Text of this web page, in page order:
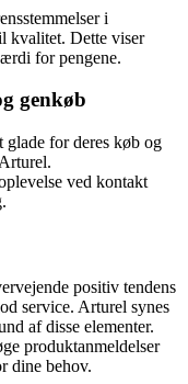
i
kvalitet. Dette viser
for pengene.
genkøb
for deres køb og
ved kontakt
positiv tendens
service. Arturel synes
af disse elementer.
produktanmeldelser
dine behov.